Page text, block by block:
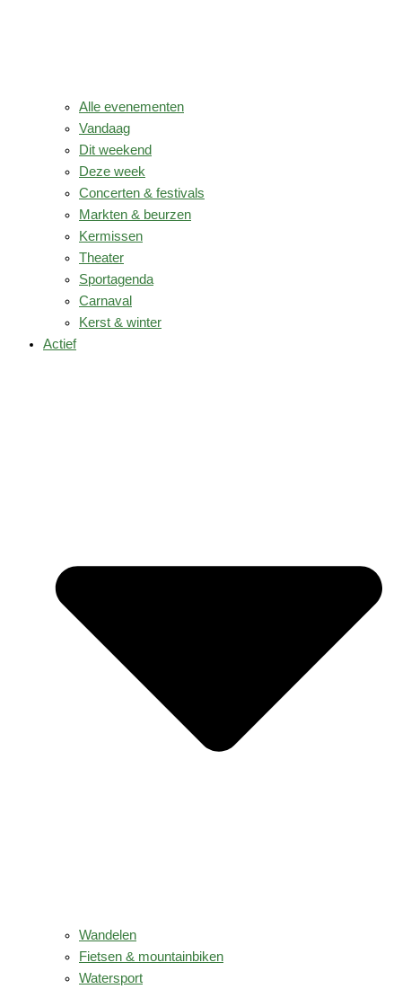
Alle evenementen
Vandaag
Dit weekend
Deze week
Concerten & festivals
Markten & beurzen
Kermissen
Theater
Sportagenda
Carnaval
Kerst & winter
Actief
Wandelen
Fietsen & mountainbiken
Watersport